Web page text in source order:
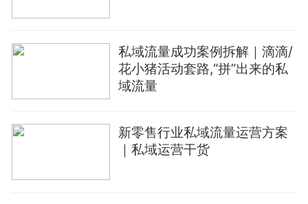
私域流量成功案例拆解｜滴滴/
花小猪活动套路,“拼”出来的私
域流量
新零售行业私域流量运营方案
｜私域运营干货